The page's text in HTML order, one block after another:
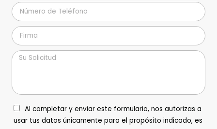
Al completar y enviar este formulario, nos autorizas a
usar tus datos únicamente para el propósito indicado, es